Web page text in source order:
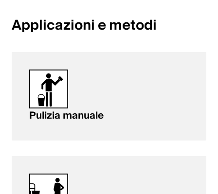
Polonia
Applicazioni e metodi
Pulizia manuale